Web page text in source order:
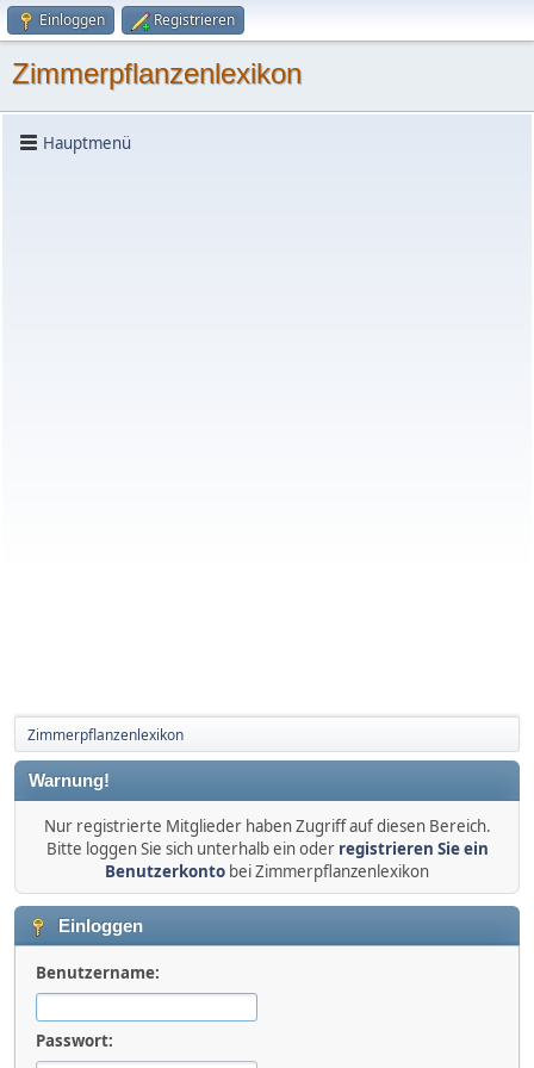
Einloggen Registrieren
Zimmerpflanzenlexikon
Hauptmenü
Zimmerpflanzenlexikon
Warnung!
Nur registrierte Mitglieder haben Zugriff auf diesen Bereich.
Bitte loggen Sie sich unterhalb ein oder registrieren Sie ein
Benutzerkonto bei Zimmerpflanzenlexikon
Einloggen
Benutzername:
Passwort: